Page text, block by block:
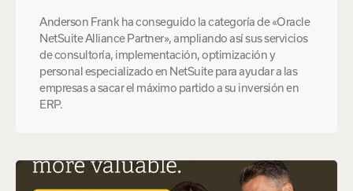
Anderson Frank ha conseguido la categoría de «Oracle
NetSuite Alliance Partner», ampliando así sus servicios
de consultoría, implementación, optimización y
personal especializado en NetSuite para ayudar a las
empresas a sacar el máximo partido a su inversión en
ERP.